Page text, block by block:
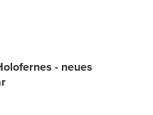
- neues